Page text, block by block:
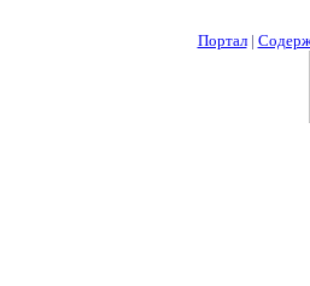
Портал|